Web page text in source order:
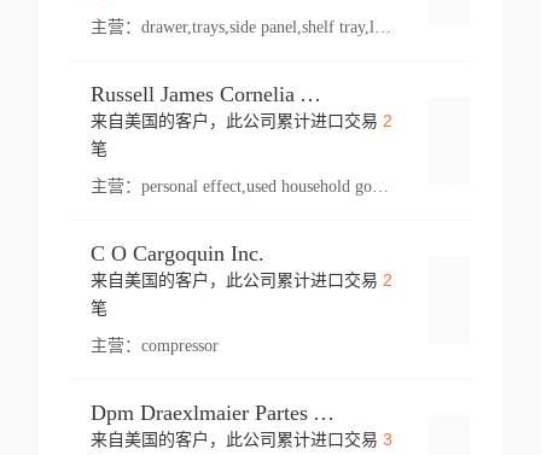
主营：
Russell James Cornelia Arlington Va
来自美国的客户，此公司累计进口交易 2
笔
主营： personal effect,used household goods
C O Cargoquin Inc.
来自美国的客户，此公司累计进口交易 2
笔
主营： compressor
Dpm Draexlmaier Partes Automotrices Corr Ind Huejotzingo
来自美国的客户，此公司累计进口交易 3